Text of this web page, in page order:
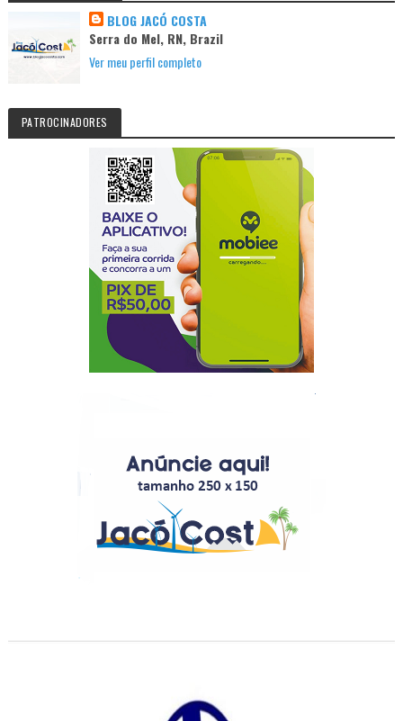
BLOG JACÓ COSTA
Serra do Mel, RN, Brazil
Ver meu perfil completo
PATROCINADORES